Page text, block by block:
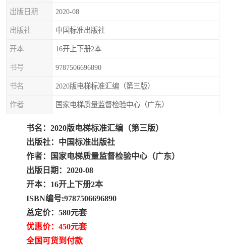
出版日期 2020-08
出版社 中国标准出版社
开本 16开上下册2本
书号 9787506696890
书名 2020版电梯标准汇编（第三版）
作者 国家电梯质量监督检验中心（广东）
书名：2020版电梯标准汇编（第三版）
出版社：中国标准出版社
作者：国家电梯质量监督检验中心（广东）
出版日期：2020-08
开本：16开上下册2本
ISBN编号:9787506696890
总定价：580元套
优惠价：450元套
全国可货到付款
福建建设工程预算定额
辽宁省工程计价定额
性规范ASME
湖北省建设工程预算定额
甘肃省建设工程预算定额
内蒙古建设工程预算定额
陕西建设工程消耗量定额
贵州水利水电定额